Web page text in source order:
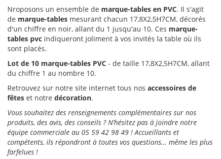
Nroposons un ensemble de marque-tables en PVC. Il s'agit
de marque-tables mesurant chacun 17,8X2,5H7CM, décorés
d'un chiffre en noir, allant du 1 jusqu'au 10. Ces marque-
tables pvc indiqueront joliment à vos invités la table où ils
sont placés.
Lot de 10 marque-tables PVC - de taille 17,8X2,5H7CM, allant
du chiffre 1 au nombre 10.
Retrouvez sur notre site internet tous nos accessoires de
fêtes et notre décoration.
Vous souhaitez des renseignements complémentaires sur nos
produits, des avis, des conseils ? N’hésitez pas à joindre notre
équipe commerciale au 05 59 42 98 49 ! Accueillants et
compétents, ils répondront à toutes vos questions… même les plus
farfelues !